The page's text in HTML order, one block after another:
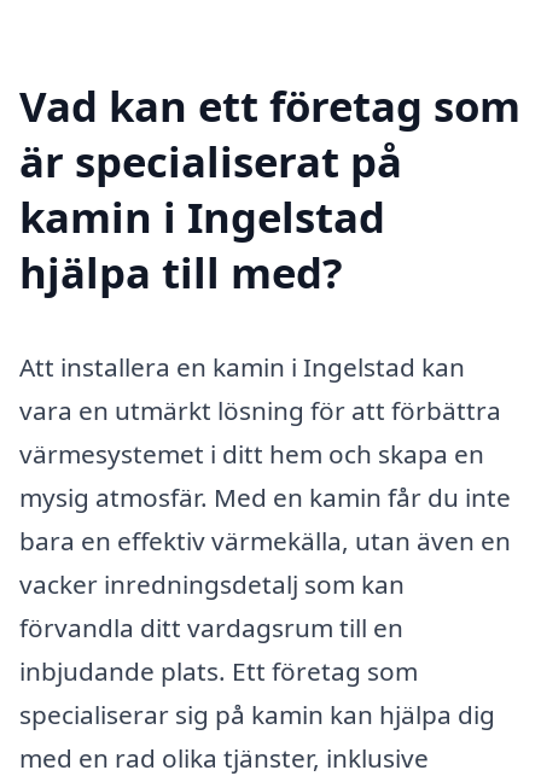
Vad kan ett företag som
är specialiserat på
kamin i Ingelstad
hjälpa till med?
Att installera en kamin i Ingelstad kan
vara en utmärkt lösning för att förbättra
värmesystemet i ditt hem och skapa en
mysig atmosfär. Med en kamin får du inte
bara en effektiv värmekälla, utan även en
vacker inredningsdetalj som kan
förvandla ditt vardagsrum till en
inbjudande plats. Ett företag som
specialiserar sig på kamin kan hjälpa dig
med en rad olika tjänster, inklusive